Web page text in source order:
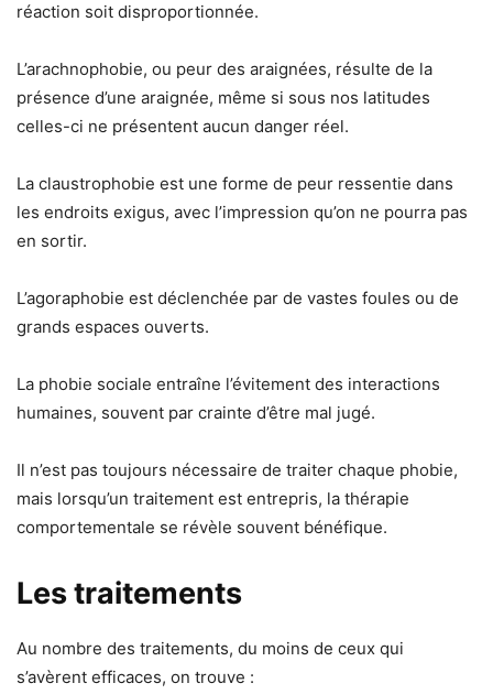
réaction soit disproportionnée.
L’arachnophobie, ou peur des araignées, résulte de la
présence d’une araignée, même si sous nos latitudes
celles-ci ne présentent aucun danger réel.
La claustrophobie est une forme de peur ressentie dans
les endroits exigus, avec l’impression qu’on ne pourra pas
en sortir.
L’agoraphobie est déclenchée par de vastes foules ou de
grands espaces ouverts.
La phobie sociale entraîne l’évitement des interactions
humaines, souvent par crainte d’être mal jugé.
Il n’est pas toujours nécessaire de traiter chaque phobie,
mais lorsqu’un traitement est entrepris, la thérapie
comportementale se révèle souvent bénéfique.
Les traitements
Au nombre des traitements, du moins de ceux qui
s’avèrent efficaces, on trouve :